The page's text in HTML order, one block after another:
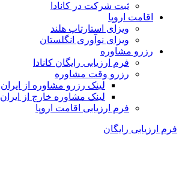
ثبت شرکت در کانادا
اقامت اروپا
ویزای استارتاپ هلند
ویزای نوآوری انگلستان
رزرو مشاوره
فرم ارزیابی رایگان کانادا
رزرو وقت مشاوره
لینک رزرو مشاوره از ایران
لینک مشاوره خارج از ایران
فرم ارزیابی اقامت اروپا
فرم ارزیابی رایگان